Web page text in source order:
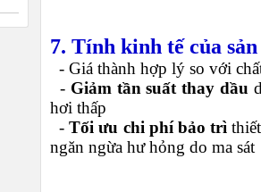
7. Tính kinh tế của
- Giá thành hợp lý so với
- Giảm tần suất thay dầu
hơi thấp
-Tối ưu chi phí bảo trì
ngăn ngừa hư hỏng do ma sát